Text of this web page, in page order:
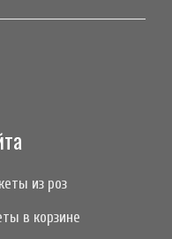
из роз
в корзине